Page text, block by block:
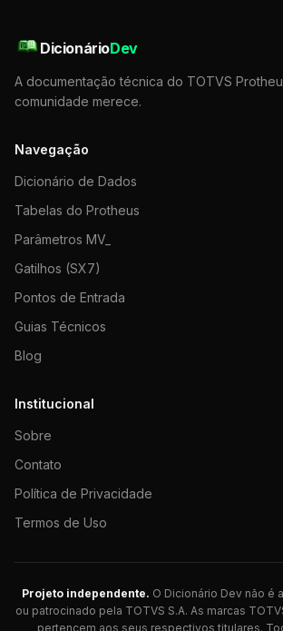
DicionárioDev
A documentação técnica do TOTVS
comunidade merece.
Navegação
Dicionário de Dados
Tabelas do Protheus
Parâmetros MV_
Gatilhos (SX7)
Pontos de Entrada
Guias Técnicos
Blog
Institucional
Sobre
Contato
Política de Privacidade
Termos de Uso
Projeto independente. O Dicionário Dev não é
ou patrocinado pela TOTVS S.A. As marcas
pertencem aos seus respectivos titulares.